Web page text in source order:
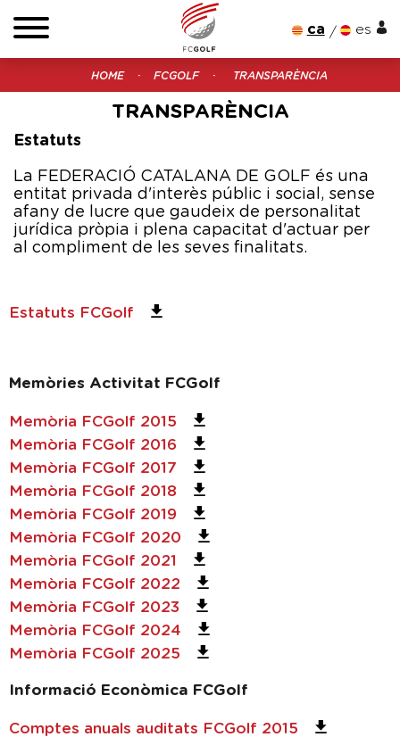
ca es
HOME FCGOLF TRANSPARÈNCIA
TRANSPARÈNCIA
Estatuts
La FEDERACIÓ CATALANA DE GOLF és una
entitat privada d'interès públic i social, sense
afany de lucre que gaudeix de personalitat
jurídica pròpia i plena capacitat d'actuar per
al compliment de les seves finalitats.
Estatuts FCGolf
Memòries Activitat FCGolf
Memòria FCGolf 2015
Memòria FCGolf 2016
Memòria FCGolf 2017
Memòria FCGolf 2018
Memòria FCGolf 2019
Memòria FCGolf 2020
Memòria FCGolf 2021
Memòria FCGolf 2022
Memòria FCGolf 2023
Memòria FCGolf 2024
Memòria FCGolf 2025
Informació Econòmica FCGolf
Comptes anuals auditats FCGolf 2015